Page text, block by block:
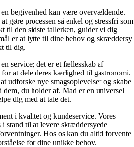
begivenhed kan være overvældende.
gøre processen så enkel og stressfri som
til den sidste tallerken, guider vi dig
er at lytte til dine behov og skræddersy
til dig.
service; det er et fællesskab af
at dele deres kærlighed til gastronomi.
udforske nye smagsoplevelser og skabe
dem, du holder af. Mad er en universel
dig med at tale det.
i kvalitet og kundeservice. Vores
i stand til at levere skræddersyede
Hos os kan du altid forvente
for dine unikke behov.